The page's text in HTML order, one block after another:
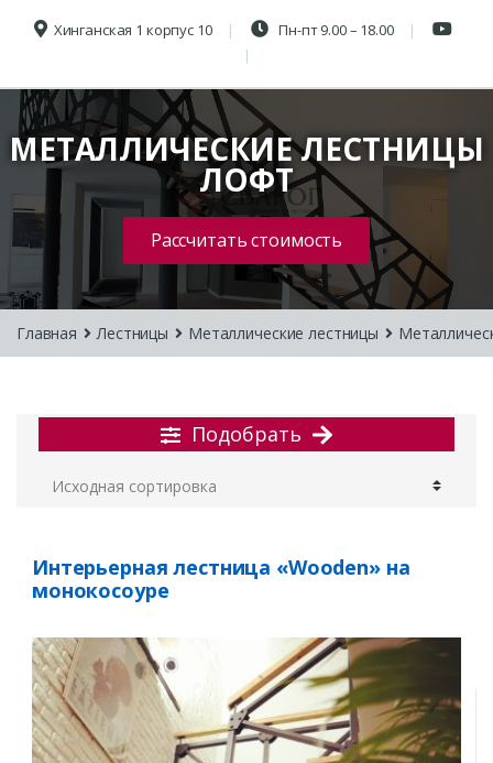
Хинганская 1 корпус 10 Пн-пт 9.00 – 18.00
МЕТАЛЛИЧЕСКИЕ ЛЕСТНИЦЫ
ЛОФТ
Рассчитать стоимость
Главная Лестницы Металлические лестницы
Подобрать
Интерьерная лестница «Wooden» на
монокосоуре